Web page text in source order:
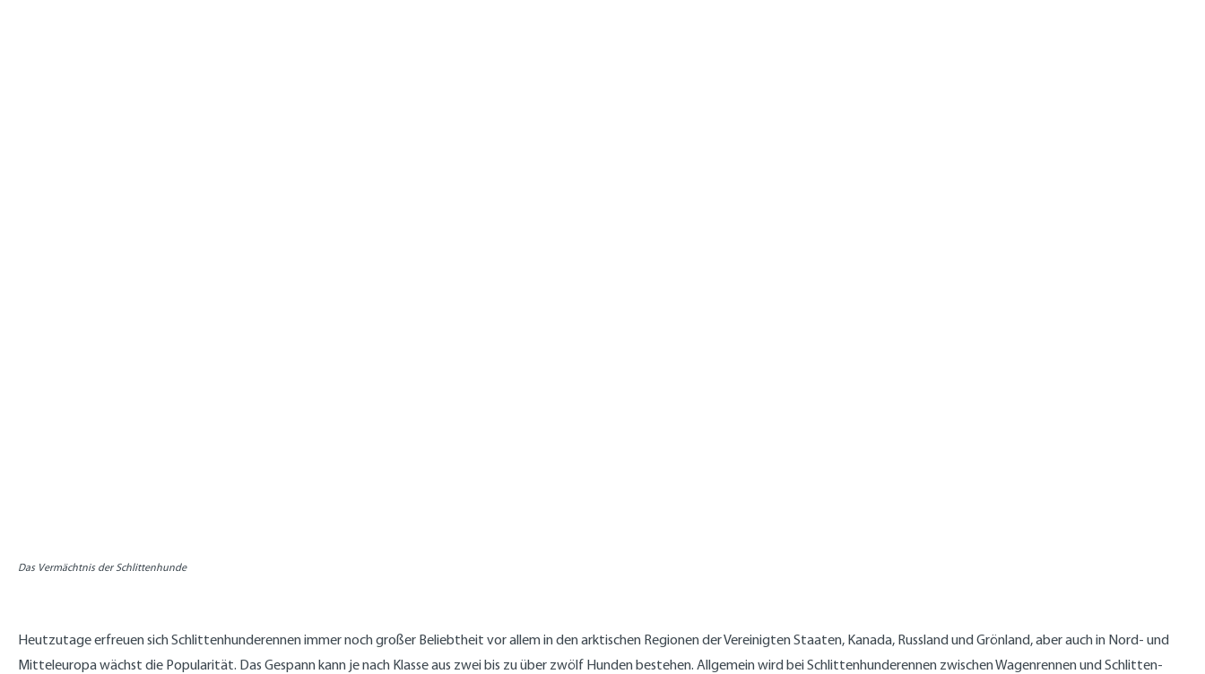
Das Vermächtnis der Schlittenhunde
Heutzutage erfreuen sich Schlittenhunderennen immer noch großer Beliebtheit vor allem in den arktischen Regionen der Vereinigten Staaten, Kanada, Russland und Grönland, aber auch in Nord- und
Mitteleuropa wächst die Popularität. Das Gespann kann je nach Klasse aus zwei bis zu über zwölf Hunden bestehen. Allgemein wird bei Schlittenhunderennen zwischen Wagenrennen und Schlitten-